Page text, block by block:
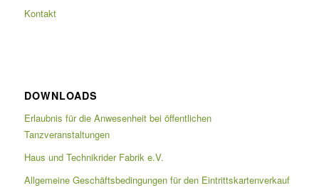
Kontakt
DOWNLOADS
Erlaubnis für die Anwesenheit bei öffentlichen
Tanzveranstaltungen
Haus und Technikrider Fabrik e.V.
Allgemeine Geschäftsbedingungen für den Eintrittskartenverkauf